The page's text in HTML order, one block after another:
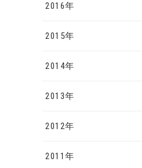
2016年
2015年
2014年
2013年
2012年
2011年